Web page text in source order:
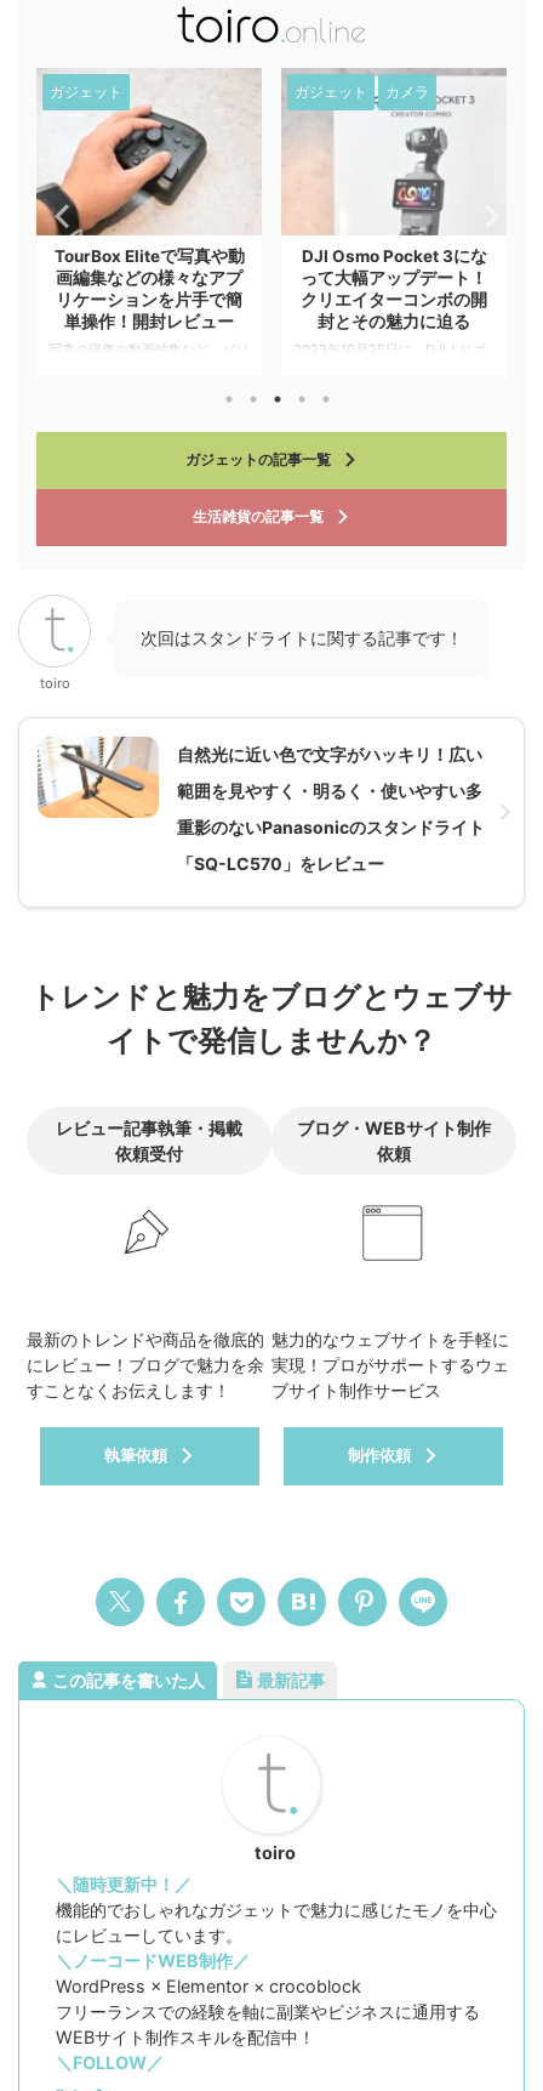
ガジェット
TourBox Eliteで写真や動
画編集などの様々なアプ
リケーションを片手で簡
単操作！開封レビュー
写真の現像や動画編集など、パソ
す。 TourBox Eliteは複数のボタ
ンやダイヤルなどで構成されてお
り、複数のアプリケーションを事
います。その他、マクロを組んで
一括で複数の処理を行ったりする
ことができるため、これまでマウ
ス操作やショートカットキーで同
とが ...
ガジェット カメラ
DJI Osmo Pocket 3にな
って大幅アップデート！
クリエイターコンボの開
封とその魅力に迫る
2023年10月25日に、DJIよりポ
イザーとして展開しているDJI
前からもあったDJI Osmo
Pocketの最新版で手のひらサイ
ズでコンパクトな設計でありなが
が入らないような場所などでも使
用されています。 今回新たに発
ガジェットの記事一覧
生活雑貨の記事一覧
toiro
次回はスタンドライトに関する記事です！
自然光に近い色で文字がハッキリ！広い
範囲を見やすく・明るく・使いやすい多
重影のないPanasonicのスタンドライト
「SQ-LC570」をレビュー
トレンドと魅力をブログとウェブサ
イトで発信しませんか？
レビュー記事執筆・掲載
依頼受付
最新のトレンドや商品を徹底的
にレビュー！ブログで魅力を余
すことなくお伝えします！
執筆依頼
ブログ・WEBサイト制作
依頼
魅力的なウェブサイトを手軽に
実現！プロがサポートするウェ
ブサイト制作サービス
制作依頼
この記事を書いた人 最新記事
toiro
＼随時更新中！／
機能的でおしゃれなガジェットで魅力に感じたモノを中心
にレビューしています。
＼ノーコードWEB制作／
WordPress × Elementor × crocoblock
フリーランスでの経験を軸に副業やビジネスに通用する
WEBサイト制作スキルを配信中！
＼FOLLOW／